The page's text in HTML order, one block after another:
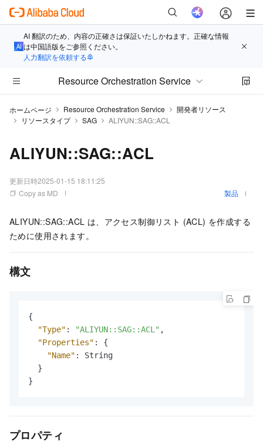
AI 翻訳のため、内容の正確さは保証いたしかねます。正確な情報
は中国語版をご参照ください。
人力翻訳を依頼する
Resource Orchestration Service
ホームページ Resource Orchestration Service
開発者リソース
リソースタイプ
SAG ALIYUN::SAG::ACL
ALIYUN::SAG::ACL
更新日時2025-01-15 18:11:25
Copy as MD
製品
ALIYUN::SAG::ACL は、アクセス制御リスト (ACL) を作成する
ために使用されます。
構文
{
"Type" : "ALIYUN::SAG::ACL" ,
"Properties" :
{
"Name" :
String
}
}
プロパティ